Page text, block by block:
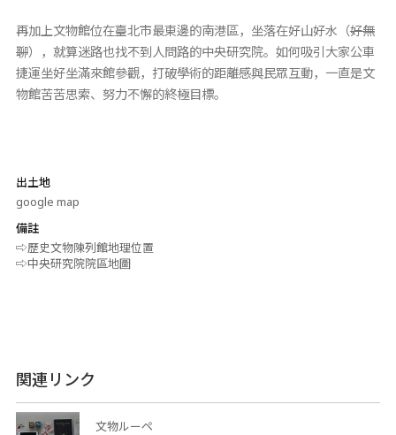
再加上文物館位在臺北市最東邊的南港區，坐落在好山好水（好無
聊），就算迷路也找不到人問路的中央研究院。如何吸引大家公車
捷運坐好坐滿來館參觀，打破學術的距離感與民眾互動，一直是文
物館苦苦思索、努力不懈的終極目標。
出土地
google map
備註
⇨歷史文物陳列館地理位置
⇨中央研究院院區地圖
関連リンク
文物ルーペ